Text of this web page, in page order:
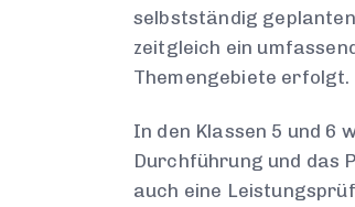
selbstständig
zeitgleich ein
Themengebiete erfolgt.
In den Klassen 5 und 6
Durchführung und das
auch eine